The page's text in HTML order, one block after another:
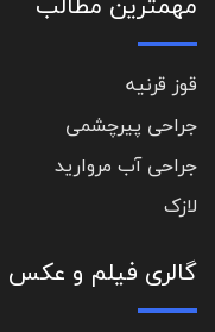
قوز قرنیه
جراحی پیرچشمی
جراحی آب مروارید
لازک
گالری فیلم و عکس